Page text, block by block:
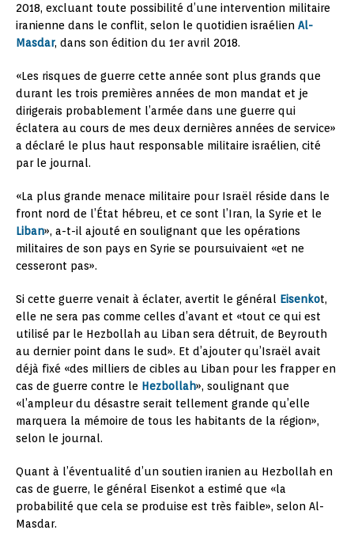
2018, excluant toute possibilité d’une intervention militaire
iranienne dans le conflit, selon le quotidien israélien Al-
Masdar, dans son édition du 1er avril 2018.
«Les risques de guerre cette année sont plus grands que
durant les trois premières années de mon mandat et je
dirigerais probablement l’armée dans une guerre qui
éclatera au cours de mes deux dernières années de service»
a déclaré le plus haut responsable militaire israélien, cité
par le journal.
«La plus grande menace militaire pour Israël réside dans le
front nord de l’État hébreu, et ce sont l’Iran, la Syrie et le
Liban», a-t-il ajouté en soulignant que les opérations
militaires de son pays en Syrie se poursuivaient «et ne
cesseront pas».
Si cette guerre venait à éclater, avertit le général Eisenkot,
elle ne sera pas comme celles d’avant et «tout ce qui est
utilisé par le Hezbollah au Liban sera détruit, de Beyrouth
au dernier point dans le sud». Et d’ajouter qu’Israël avait
déjà fixé «des milliers de cibles au Liban pour les frapper en
cas de guerre contre le Hezbollah», soulignant que
«l’ampleur du désastre serait tellement grande qu’elle
marquera la mémoire de tous les habitants de la région»,
selon le journal.
Quant à l’éventualité d’un soutien iranien au Hezbollah en
cas de guerre, le général Eisenkot a estimé que «la
probabilité que cela se produise est très faible», selon Al-
Masdar.